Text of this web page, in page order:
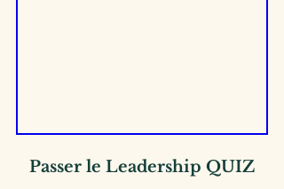
Passer le Leadership QUIZ